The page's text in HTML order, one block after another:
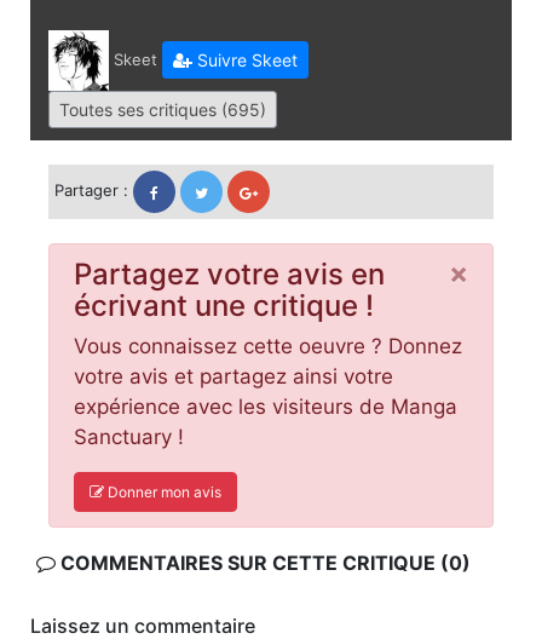
Skeet Suivre Skeet
Toutes ses critiques (695)
Partager :
×
Partagez votre avis en
écrivant une critique !
Vous connaissez cette oeuvre ? Donnez
votre avis et partagez ainsi votre
expérience avec les visiteurs de Manga
Sanctuary !
Donner mon avis
COMMENTAIRES SUR CETTE CRITIQUE (0)
Laissez un commentaire